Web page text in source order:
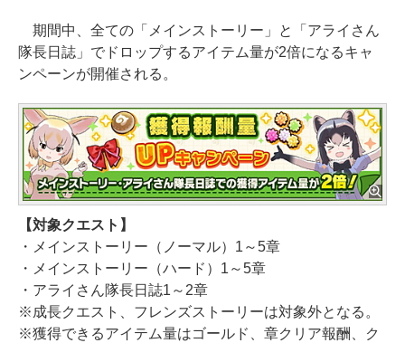
期間中、全ての「メインストーリー」と「アライさん
隊長日誌」でドロップするアイテム量が2倍になるキャ
ンペーンが開催される。
【対象クエスト】
・メインストーリー（ノーマル）1～5章
・メインストーリー（ハード）1～5章
・アライさん隊長日誌1～2章
※成長クエスト、フレンズストーリーは対象外となる。
※獲得できるアイテム量はゴールド、章クリア報酬、ク